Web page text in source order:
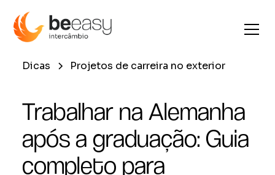
Dicas Projetos de carreira no exterior
Trabalhar na Alemanha
após a graduação: Guia
completo para